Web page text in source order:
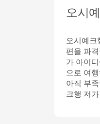
오시
오시예크
편을 파
가 아이
으로 여
아직 부
크행 저